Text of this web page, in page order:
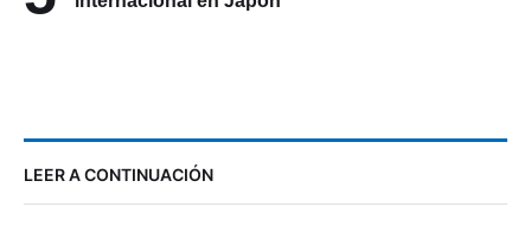
LEER A CONTINUACIÓN